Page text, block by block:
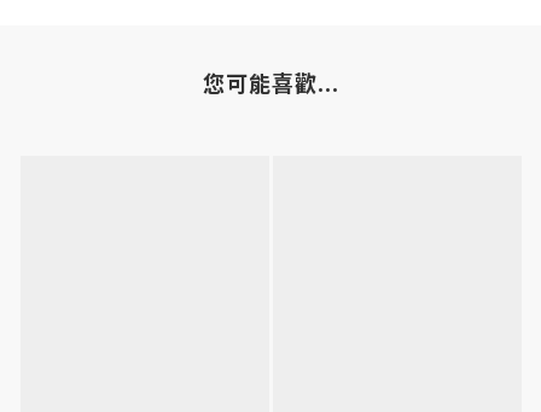
您可能喜歡...